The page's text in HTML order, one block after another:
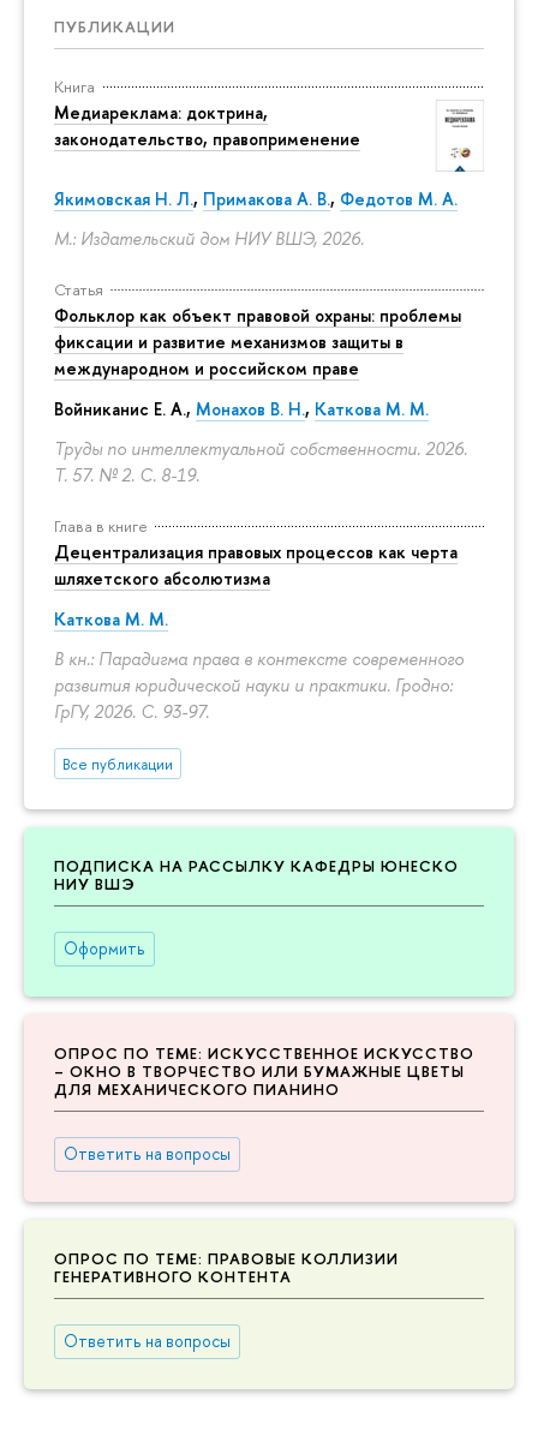
ПУБЛИКАЦИИ
Книга
Медиареклама: доктрина,
законодательство, правоприменение
Якимовская Н. Л., Примакова А. В., Федотов М. А.
М.: Издательский дом НИУ ВШЭ, 2026.
Статья
Фольклор как объект правовой охраны: проблемы
фиксации и развитие механизмов защиты в
международном и российском праве
Войниканис Е. А., Монахов В. Н., Каткова М. М.
Труды по интеллектуальной собственности. 2026.
Т. 57. № 2. С. 8-19.
Глава в книге
Децентрализация правовых процессов как черта
шляхетского абсолютизма
Каткова М. М.
В кн.: Парадигма права в контексте современного
развития юридической науки и практики. Гродно:
ГрГУ, 2026. С. 93-97.
Все публикации
ПОДПИСКА НА РАССЫЛКУ КАФЕДРЫ ЮНЕСКО
НИУ ВШЭ
Оформить
ОПРОС ПО ТЕМЕ: ИСКУССТВЕННОЕ ИСКУССТВО
– ОКНО В ТВОРЧЕСТВО ИЛИ БУМАЖНЫЕ ЦВЕТЫ
ДЛЯ МЕХАНИЧЕСКОГО ПИАНИНО
Ответить на вопросы
ОПРОС ПО ТЕМЕ: ПРАВОВЫЕ КОЛЛИЗИИ
ГЕНЕРАТИВНОГО КОНТЕНТА
Ответить на вопросы